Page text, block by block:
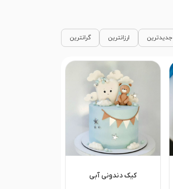
جدیدترین ارزانترین گرانترین
کیک دندونی آبی